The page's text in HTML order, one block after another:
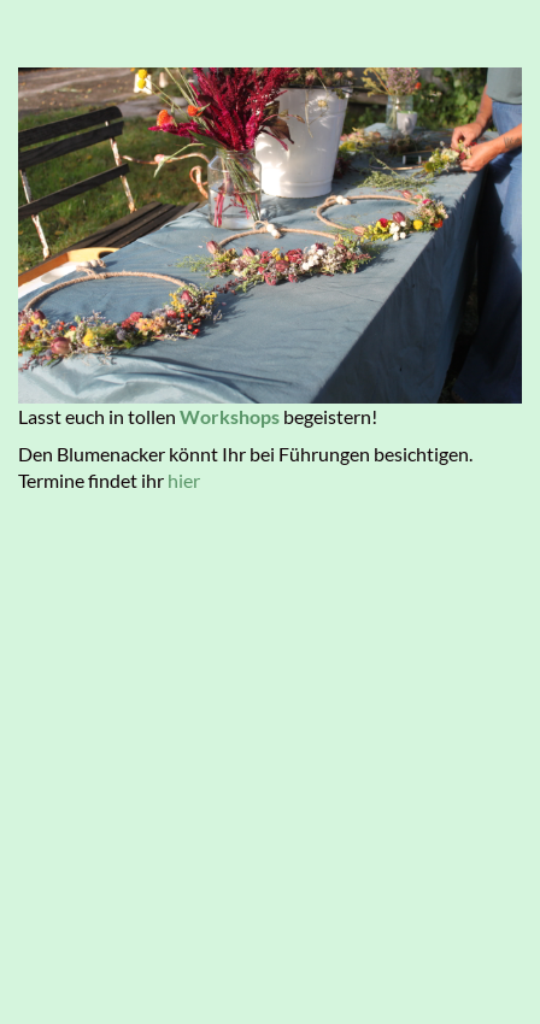
Lasst euch in tollen Workshops begeistern!
Den Blumenacker könnt Ihr bei Führungen besichtigen.
Termine findet ihr hier